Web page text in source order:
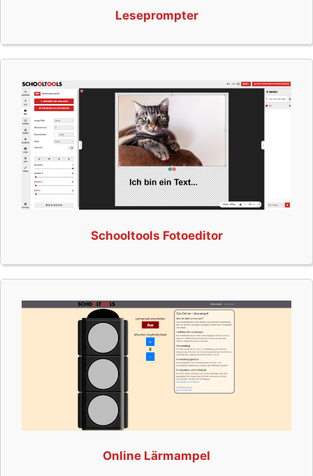
Leseprompter
Schooltools Fotoeditor
Online Lärmampel